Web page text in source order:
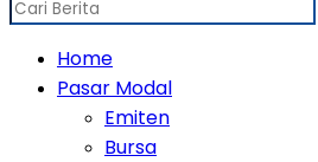
Home
Pasar Modal
Emiten
Bursa